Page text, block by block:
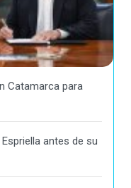
Catamarca para
antes de su